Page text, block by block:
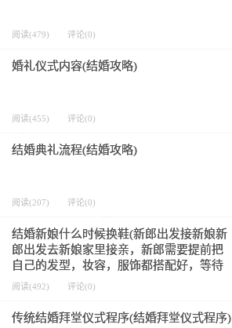
阅读(479) 评论(0)
婚礼仪式内容(结婚攻略)
阅读(455) 评论(0)
结婚典礼流程(结婚攻略)
阅读(207) 评论(0)
结婚新娘什么时候换鞋(新郎出发接新娘新
郎出发去新娘家里接亲，新郎需要提前把
自己的发型，妆容，服饰都搭配好，等待
自己的伴郎团一起，到达新娘家楼下，出
出门。二、堵门堵门
阅读(492) 评论(0)
传统结婚拜堂仪式程序(结婚拜堂仪式程序)